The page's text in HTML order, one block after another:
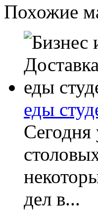
Похожие
еды
Сегодня
дел в...